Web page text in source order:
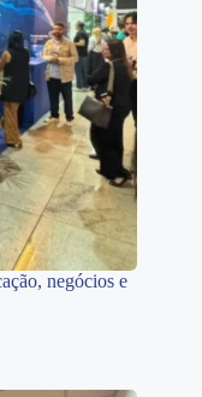
negócios e